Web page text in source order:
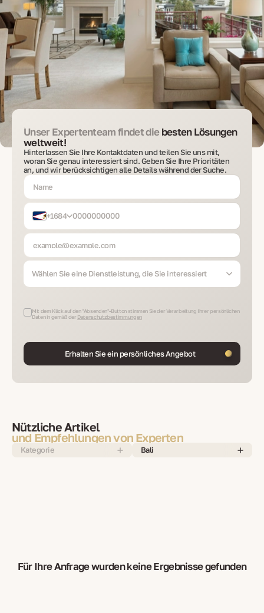
Unser Expertenteam findet diebesten Lösungen
weltweit!
Hinterlassen Sie Ihre Kontaktdaten und teilen Sie uns mit,
woran Sie genau interessiert sind. Geben Sie Ihre Prioritäten
an, und wir berücksichtigen alle Details während der Suche.
+1684
Wählen Sie eine Dienstleistung, die Sie interessiert
Mit dem Klick auf den "Absenden"-Button stimmen Sie der Verarbeitung Ihrer persönlichen
Daten in gemäß der Datenschutzbestimmungen
Erhalten Sie ein persönliches Angebot
Nützliche Artikel
und Empfehlungen von Experten
Kategorie Bali
Für Ihre Anfrage wurden keine Ergebnisse gefunden